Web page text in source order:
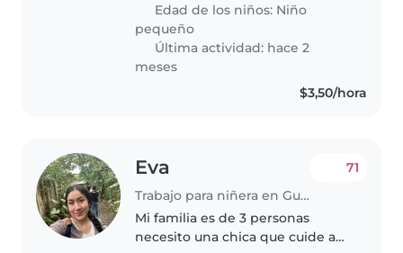
encantaría alguien que disfrute
cocinando..
Edad de los niños: Niño
pequeño
Última actividad: hace 2
meses
$3,50/hora
Eva
Trabajo para niñera en Guayaquil
71
Mi familia es de 3 personas
necesito una chica que cuide a